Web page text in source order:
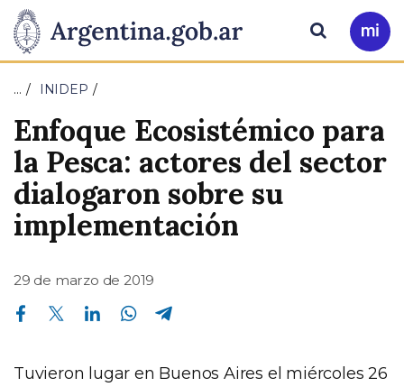
Presidencia
de
la
Nación
Pasar al contenido principal
Ir
a
Buscar
… INIDEP
Enfoque Ecosistémico para
la Pesca: actores del sector
dialogaron sobre su
implementación
29 de marzo de 2019
Compartir en Facebook Compartir en Twitter Compartir en Linkedin Compartir en Whatsapp
Tuvieron lugar en Buenos Aires el miércoles 26